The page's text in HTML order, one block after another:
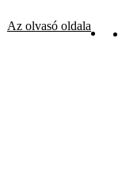
Az olvasó oldala